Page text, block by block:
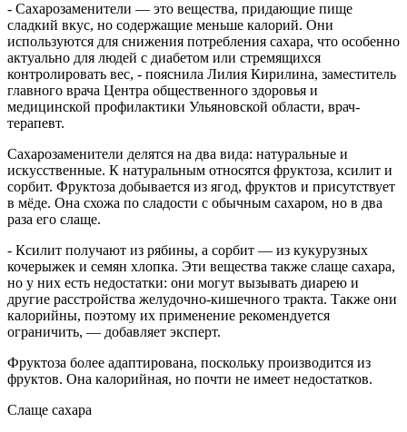
- Сахарозаменители — это вещества, придающие пище
сладкий вкус, но содержащие меньше калорий. Они
используются для снижения потребления сахара, что особенно
актуально для людей с диабетом или стремящихся
контролировать вес, - пояснила Лилия Кирилина, заместитель
главного врача Центра общественного здоровья и
медицинской профилактики Ульяновской области, врач-
терапевт.
Сахарозаменители делятся на два вида: натуральные и
искусственные. К натуральным относятся фруктоза, ксилит и
сорбит. Фруктоза добывается из ягод, фруктов и присутствует
в мёде. Она схожа по сладости с обычным сахаром, но в два
раза его слаще.
- Ксилит получают из рябины, а сорбит — из кукурузных
кочерыжек и семян хлопка. Эти вещества также слаще сахара,
но у них есть недостатки: они могут вызывать диарею и
другие расстройства желудочно-кишечного тракта. Также они
калорийны, поэтому их применение рекомендуется
ограничить, — добавляет эксперт.
Фруктоза более адаптирована, поскольку производится из
фруктов. Она калорийная, но почти не имеет недостатков.
Слаще сахара